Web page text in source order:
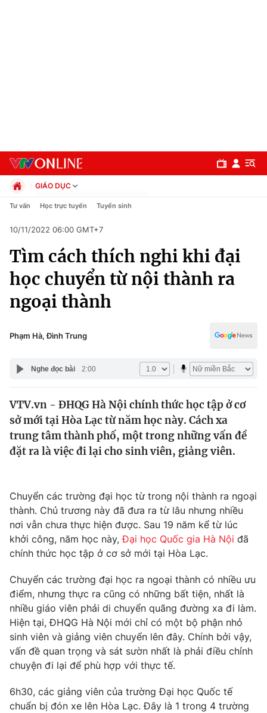
Chuyên mục
Chính trị
Xã hội
Pháp luật
Y tế
Thế giới
Tin tức
Thế giới đó đây
Kinh tế
Thị trường
Góc doanh nghiệp
Truyền hình
Phim VTV
Hậu trường
Nhân vật
Khán giả
Giải sao mai
Giải trí
Điện ảnh
Âm nhạc
Sao
Đời sống
Du lịch
Làm đẹp
Chất lượng cuộc sống
Giáo dục
Tuyển sinh
Học trực tuyến
Công nghệ
Sản phẩm
Giao lưu trực tuyến
GIÁO DỤC
Chính trị
Pháp luật
Kinh tế
Thể thao
Truyền hình
Văn hóa - Giải trí
Y tế
Công nghệ
Tư vấn Học trực tuyến Tuyển sinh
10/11/2022 06:00 GMT+7
Tìm cách thích nghi khi đại
học chuyển từ nội thành ra
ngoại thành
Phạm Hà, Đình Trung
Nghe đọc bài 2:00
VTV.vn - ĐHQG Hà Nội chính thức học tập ở cơ
sở mới tại Hòa Lạc từ năm học này. Cách xa
trung tâm thành phố, một trong những vấn đề
đặt ra là việc đi lại cho sinh viên, giảng viên.
Chuyển các trường đại học từ trong nội thành ra ngoại
thành. Chủ trương này đã đưa ra từ lâu nhưng nhiều
nơi vẫn chưa thực hiện được. Sau 19 năm kể từ lúc
khởi công, năm học này,Đại học Quốc gia Hà Nội đã
chính thức học tập ở cơ sở mới tại Hòa Lạc.
Chuyển các trường đại học ra ngoại thành có nhiều ưu
điểm, nhưng thực ra cũng có những bất tiện, nhất là
nhiều giáo viên phải di chuyển quãng đường xa đi làm.
Hiện tại, ĐHQG Hà Nội mới chỉ có một bộ phận nhỏ
sinh viên và giảng viên chuyển lên đây. Chính bởi vậy,
vấn đề quan trọng và sát sườn nhất là phải điều chỉnh
chuyện đi lại để phù hợp với thực tế.
6h30, các giảng viên của trường Đại học Quốc tế
chuẩn bị đón xe lên Hòa Lạc. Đây là 1 trong 4 trường